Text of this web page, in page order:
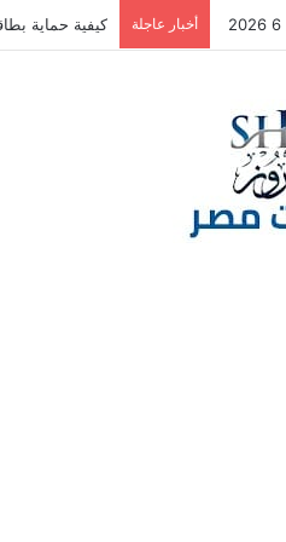
أخبار عاجلة كيفية حماية